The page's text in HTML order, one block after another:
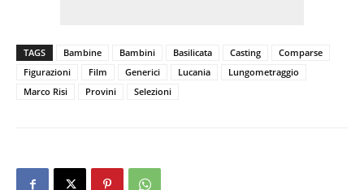
TAGS Bambine Bambini Basilicata Casting
Comparse
Figurazioni
Film Generici Lucania
Lungometraggio
Marco Risi
Provini Selezioni